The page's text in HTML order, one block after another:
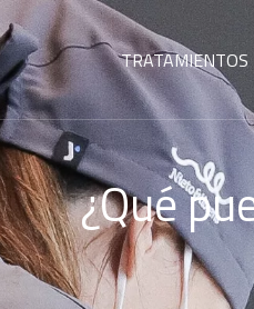
TRATAMIENTOS
¿Qué